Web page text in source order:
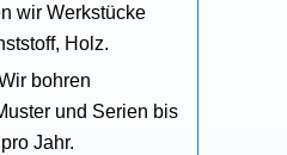
wir Werkstücke
Holz.
bohren
und Serien bis
Jahr.